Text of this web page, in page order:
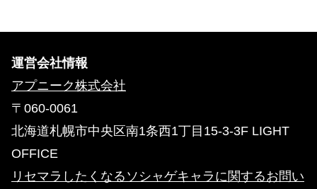
運営会社情報
アプニーク株式会社
〒060-0061
北海道札幌市中央区南1条西1丁目15-3-3F LIGHT
OFFICE
リセマラしたくなるソシャゲキャラに関するお問い